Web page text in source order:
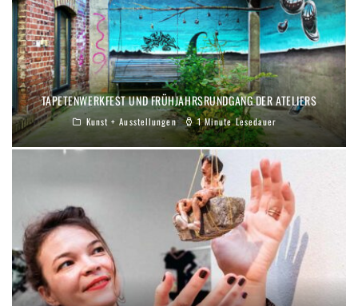
TAPETENWERKFEST UND FRÜHJAHRSRUNDGANG DER ATELIERS
Kunst + Ausstellungen 1 Minute Lesedauer